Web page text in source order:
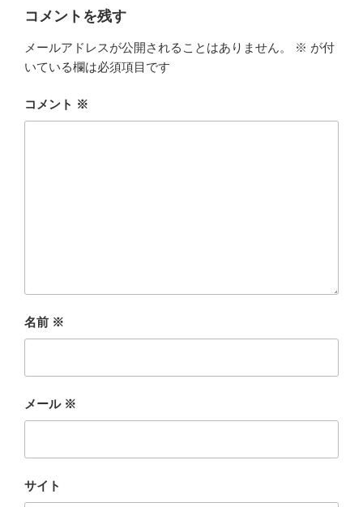
コメントを残す
メールアドレスが公開されることはありません。 ※ が付
いている欄は必須項目です
コメント ※
名前 ※
メール ※
サイト